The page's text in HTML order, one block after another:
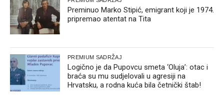
Preminuo Marko Stipić, emigrant koji je 1974.
pripremao atentat na Tita
PREMIUM SADRŽAJ
Logično je da Pupovcu smeta ‘Oluja’: otac i
braća su mu sudjelovali u agresiji na
Hrvatsku, a rodna kuća bila četnički štab!